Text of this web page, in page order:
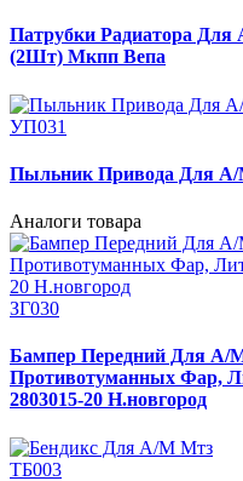
Патрубки Радиатора
(2Шт) Мкпп Вепа
УП031
Пыльник Привода Для А/
Аналоги товара
ЗГ030
Бампер Передний Для А/М
Противотуманных Фар,
2803015-20 Н.новгород
ТБ003